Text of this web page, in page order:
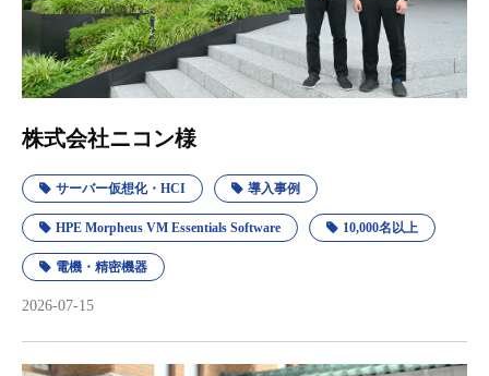
ATS Newsletter購読登録
企業情報
株式会社ニコン様
サーバー仮想化・HCI 導入事例
HPE Morpheus VM Essentials Software 10,000名以上
電機・精密機器
2026-07-15